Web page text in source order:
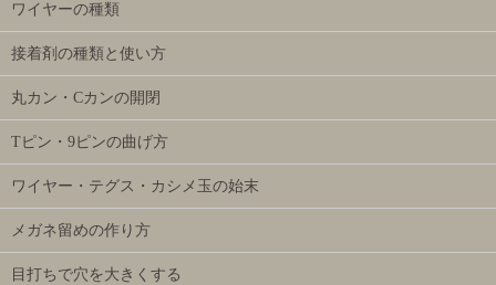
ワイヤーの種類
接着剤の種類と使い方
丸カン・Cカンの開閉
Tピン・9ピンの曲げ方
ワイヤー・テグス・カシメ玉の始末
メガネ留めの作り方
目打ちで穴を大きくする